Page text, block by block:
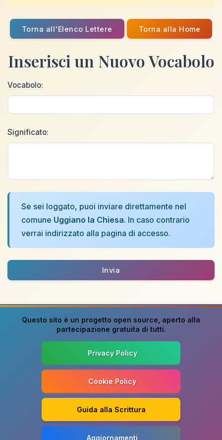
Torna all'Elenco Lettere Torna alla Home
Inserisci un Nuovo Vocabolo
Vocabolo:
Significato:
Se sei loggato, puoi inviare direttamente nel
comune Uggiano la Chiesa. In caso contrario
verrai indirizzato alla pagina di accesso.
Invia
Questo sito è un progetto open source , aperto alla
partecipazione gratuita di tutti.
Privacy Policy
Cookie Policy
Guida alla Scrittura
Aggiornamenti